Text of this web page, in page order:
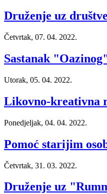
Druženje uz
Četvrtak, 07. 04. 2022.
Sastanak
Utorak, 05. 04. 2022.
Likovno-kreativna
Ponedjeljak, 04. 04. 2022.
Pomoć starijim
Četvrtak, 31. 03. 2022.
Druženje uz